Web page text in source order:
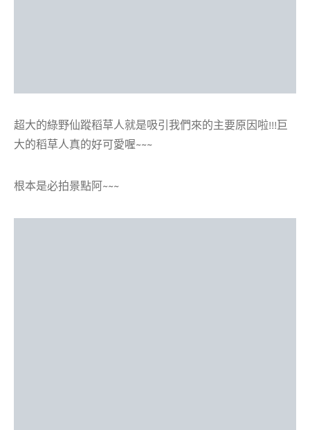
超大的綠野仙蹤稻草人就是吸引我們來的主要原因啦!!!巨
大的稻草人真的好可愛喔~~~
根本是必拍景點阿~~~